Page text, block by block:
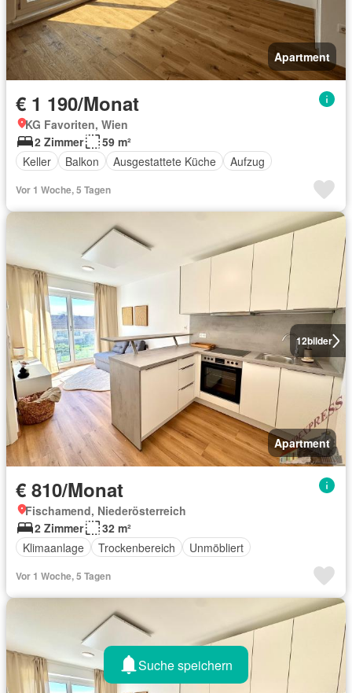
Apartment
€ 1 190/Monat
KG Favoriten, Wien
2 Zimmer
59 m²
Keller
Balkon Ausgestattete Küche Aufzug
Vor 1 Woche, 5 Tagen
12bilder
Apartment
€ 810/Monat
Fischamend, Niederösterreich
2 Zimmer
32 m²
Klimaanlage
Trockenbereich Unmöbliert
Vor 1 Woche, 5 Tagen
Suche speichern